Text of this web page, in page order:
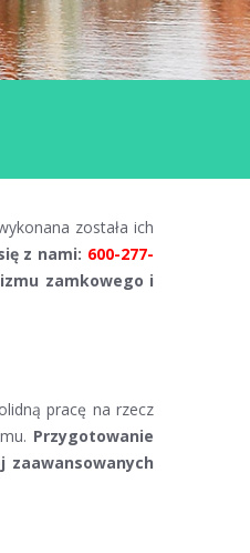
została ich
z nami: 600-277-
zamkowego i
pracę na rzecz
Przygotowanie
zaawansowanych